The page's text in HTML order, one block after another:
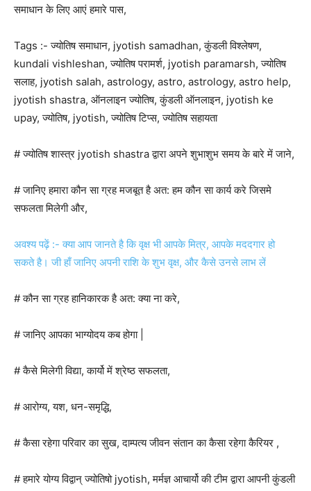
समाधान के लिए आएं हमारे पास,
Tags :- ज्योतिष समाधान, jyotish samadhan, कुंडली विश्लेषण,
kundali vishleshan, ज्योतिष परामर्श, jyotish paramarsh, ज्योतिष
सलाह, jyotish salah, astrology, astro, astrology, astro help,
jyotish shastra, ऑनलाइन ज्योतिष, कुंडली ऑनलाइन, jyotish ke
upay, ज्योतिष, jyotish, ज्योतिष टिप्स, ज्योतिष सहायता
# ज्योतिष शास्त्र jyotish shastra द्वारा अपने शुभाशुभ समय के बारे में जाने,
# जानिए हमारा कौन सा ग्रह मजबूत है अत: हम कौन सा कार्य करे जिसमे
सफलता मिलेगी और,
अवश्य पढ़ें :- क्या आप जानते है कि वृक्ष भी आपके मित्र, आपके मददगार हो
सकते है। जी हाँ जानिए अपनी राशि के शुभ वृक्ष, और कैसे उनसे लाभ लें
# कौन सा ग्रह हानिकारक है अत: क्या ना करे,
# जानिए आपका भाग्योदय कब होगा |
# कैसे मिलेगी विद्या, कार्यो में श्रेष्ठ सफलता,
# आरोग्य, यश, धन-समृद्धि,
# कैसा रहेगा परिवार का सुख, दाम्पत्य जीवन संतान का कैसा रहेगा कैरियर ,
# हमारे योग्य विद्वान् ज्योतिषो jyotish, मर्मज्ञ आचार्यो की टीम द्वारा आपनी कुंडली